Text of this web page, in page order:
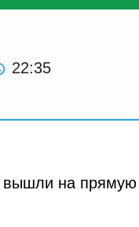
22:35
вышли на прямую